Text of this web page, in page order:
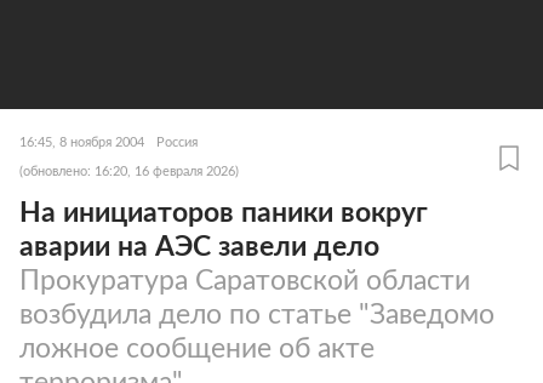
16:45, 8 ноября 2004 Россия
(обновлено: 16:20, 16 февраля 2026)
На инициаторов паники вокруг
аварии на АЭС завели дело
Прокуратура Саратовской области
возбудила дело по статье "Заведомо
ложное сообщение об акте